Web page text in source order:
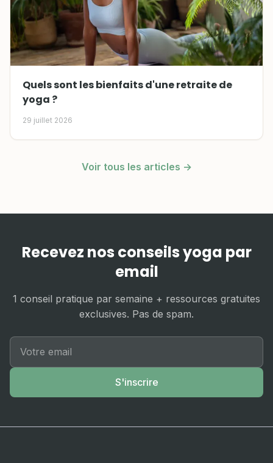
Quels sont les bienfaits d'une retraite de
yoga ?
29 juillet 2026
Voir tous les articles →
Recevez nos conseils yoga par
email
1 conseil pratique par semaine + ressources gratuites
exclusives. Pas de spam.
S'inscrire